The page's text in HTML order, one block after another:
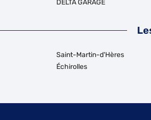
DELTA GARAGE
Saint-Martin-d'Hères
Échirolles